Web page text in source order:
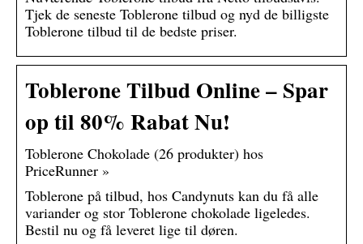
Tjek de seneste Toblerone tilbud og nyd de billigste
Toblerone tilbud til de bedste priser.
Toblerone Tilbud Online – Spar
op til 80% Rabat Nu!
Toblerone Chokolade (26 produkter) hos
PriceRunner »
Toblerone på tilbud, hos Candynuts kan du få alle
variander og stor Toblerone chokolade ligeledes.
Bestil nu og få leveret lige til døren.